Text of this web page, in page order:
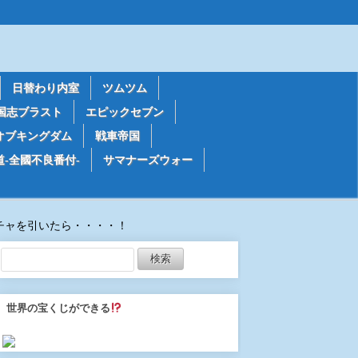
日替わり内室
ツムツム
志ブラスト
エピックセブン
ブキングダム
戦車帝国
-全國不良番付-
サマナーズウォー
を引いたら・・・・！
世界の宝くじができる